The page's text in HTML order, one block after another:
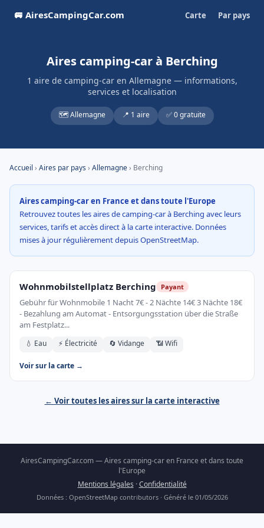
🚐 AiresCampingCar.com Carte Par pays
Aires camping-car à Berching
1 aire de camping-car en Allemagne — informations,
services et localisation
🗺️ Allemagne 📍 1 aire ✅ 0 gratuite
Accueil › Aires par pays› Allemagne› Berching
Aires camping-car en France et dans toute l'Europe
Retrouvez toutes les aires de camping-car à Berching avec leurs
services, tarifs et accès direct à la carte interactive. Données
mises à jour régulièrement depuis OpenStreetMap.
Wohnmobilstellplatz Berching Payant
Gebühr für Wohnmobile 1 Nacht 7€ - 2 Nächte 14€ 3 Nächte 18€
- Bezahlung am Automat - Entsorgungsstation über die Straße
am Festplatz...
💧 Eau ⚡ Électricité 🔄 Vidange 📶 Wifi
Voir sur la carte →
← Voir toutes les aires sur la carte interactive
AiresCampingCar.com — Aires camping-car en France et dans toute
l'Europe
Mentions légales ·Confidentialité
Données : OpenStreetMap contributors · Généré le 01/05/2026